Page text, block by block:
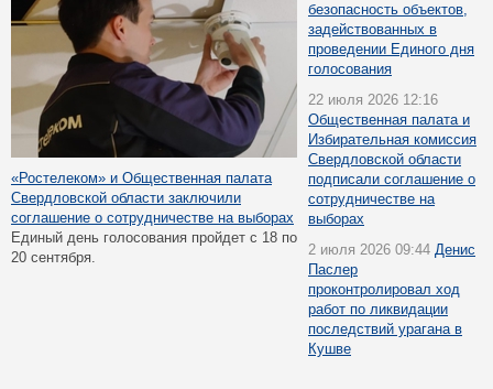
«Ростелеком» и Общественная палата
Свердловской области заключили
соглашение о сотрудничестве на выборах
Единый день голосования пройдет с 18 по
20 сентября.
безопасность объектов,
задействованных в
проведении Единого дня
голосования
22 июля 2026 12:16
Общественная палата и
Избирательная комиссия
Свердловской области
подписали соглашение о
сотрудничестве на
выборах
2 июля 2026 09:44 Денис
Паслер
проконтролировал ход
работ по ликвидации
последствий урагана в
Кушве